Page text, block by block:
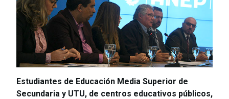
Estudiantes de Educación Media Superior de
Secundaria y UTU, de centros educativos públicos,